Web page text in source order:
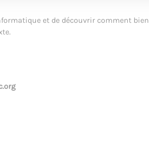
et de découvrir comment bien